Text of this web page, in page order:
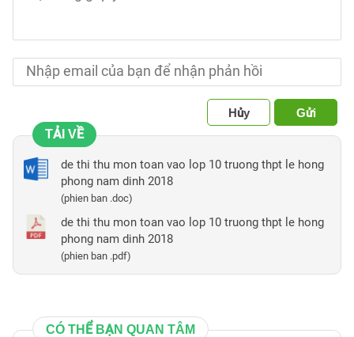
Hủy
Gửi
TẢI VỀ
de thi thu mon toan vao lop 10 truong thpt le hong
phong nam dinh 2018
(phien ban .doc)
de thi thu mon toan vao lop 10 truong thpt le hong
phong nam dinh 2018
(phien ban .pdf)
CÓ THỂ BẠN QUAN TÂM